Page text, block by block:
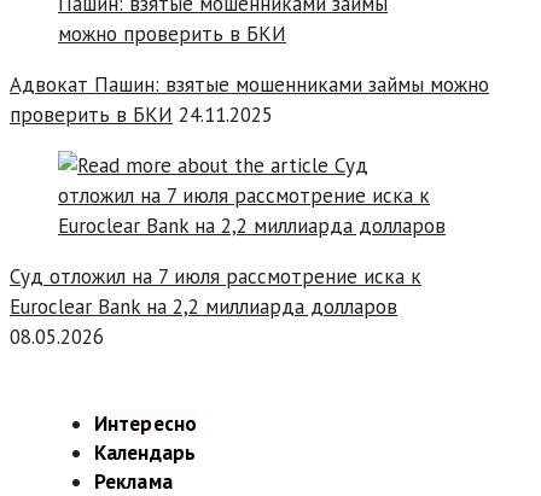
Адвокат Пашин: взятые мошенниками займы можно
проверить в БКИ 24.11.2025
Суд отложил на 7 июля рассмотрение иска к
Euroclear Bank на 2,2 миллиарда долларов
08.05.2026
Интересно
Календарь
Реклама